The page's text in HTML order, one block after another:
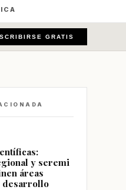
GRATIS
y seremi
áreas